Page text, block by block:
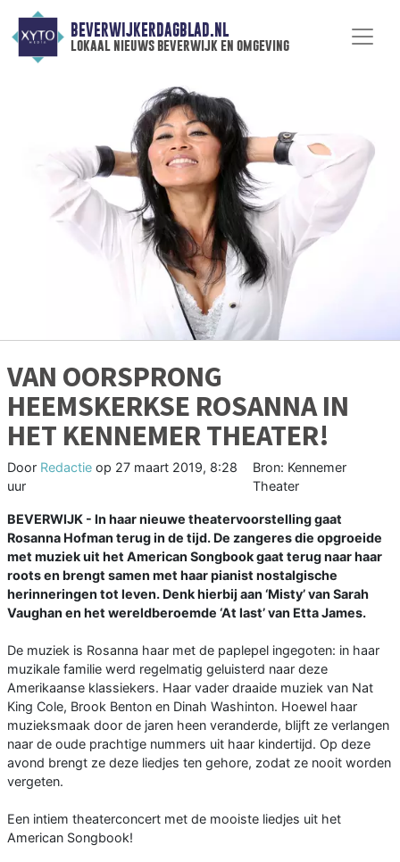
BEVERWIJKERDAGBLAD.NL
lokaal nieuws beverwijk en omgeving
VAN OORSPRONG
HEEMSKERKSE ROSANNA IN
HET KENNEMER THEATER!
Door Redactie op 27 maart 2019, 8:28
uur
Bron: Kennemer
Theater
BEVERWIJK - In haar nieuwe theatervoorstelling gaat
Rosanna Hofman terug in de tijd. De zangeres die opgroeide
met muziek uit het American Songbook gaat terug naar haar
roots en brengt samen met haar pianist nostalgische
herinneringen tot leven. Denk hierbij aan ‘Misty’ van Sarah
Vaughan en het wereldberoemde ‘At last’ van Etta James.
De muziek is Rosanna haar met de paplepel ingegoten: in haar
muzikale familie werd regelmatig geluisterd naar deze
Amerikaanse klassiekers. Haar vader draaide muziek van Nat
King Cole, Brook Benton en Dinah Washinton. Hoewel haar
muzieksmaak door de jaren heen veranderde, blijft ze verlangen
naar de oude prachtige nummers uit haar kindertijd. Op deze
avond brengt ze deze liedjes ten gehore, zodat ze nooit worden
vergeten.
Een intiem theaterconcert met de mooiste liedjes uit het
American Songbook!